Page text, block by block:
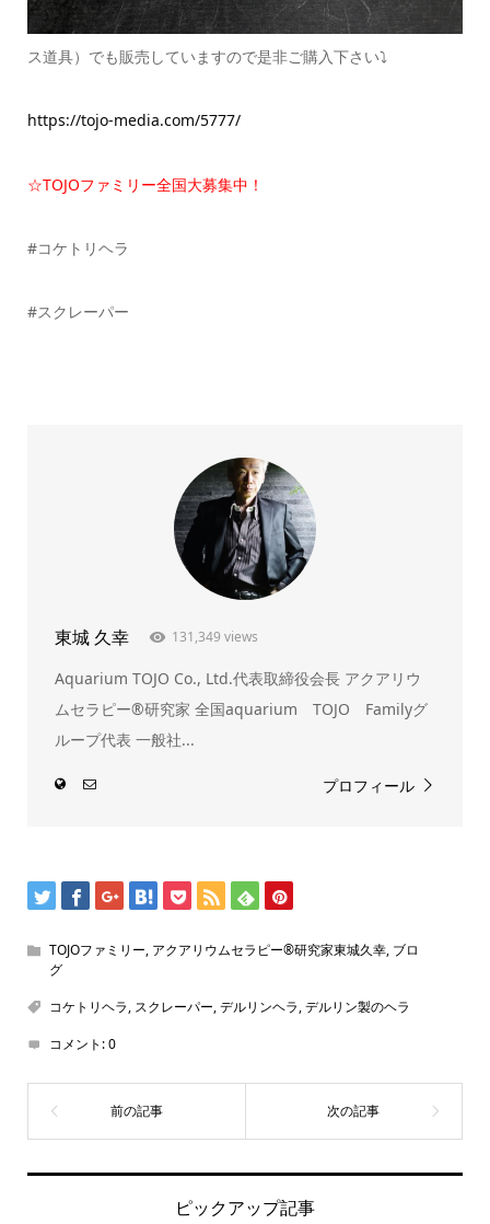
ス道具）でも販売していますので是非ご購入下さい⤵
https://tojo-media.com/5777/
☆TOJOファミリー全国大募集中！
#コケトリヘラ
#スクレーパー
東城 久幸 131,349 views
Aquarium TOJO Co., Ltd.代表取締役会長 アクアリウ
ムセラピー®研究家 全国aquarium TOJO Familyグ
ループ代表 一般社...
プロフィール
TOJOファミリー, アクアリウムセラピー®研究家東城久幸, ブロ
グ
コケトリヘラ, スクレーパー,デルリンヘラ,デルリン製のヘラ
コメント:0
ピックアップ記事